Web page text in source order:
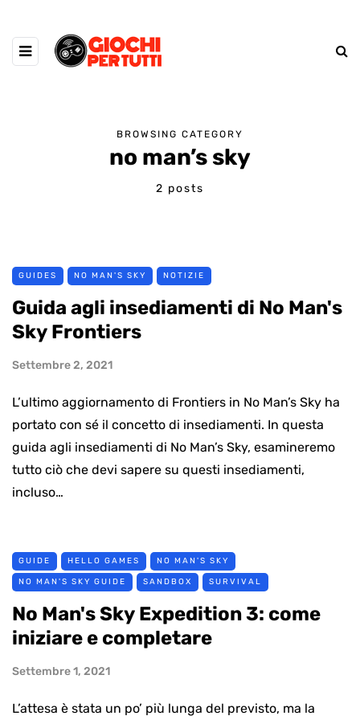
BROWSING CATEGORY
no man’s sky
2 posts
GUIDES NO MAN'S SKY NOTIZIE
Guida agli insediamenti di No Man's
Sky Frontiers
Settembre 2, 2021
L’ultimo aggiornamento di Frontiers in No Man’s Sky ha
portato con sé il concetto di insediamenti. In questa
guida agli insediamenti di No Man’s Sky, esamineremo
tutto ciò che devi sapere su questi insediamenti,
incluso…
GUIDE HELLO GAMES NO MAN'S SKY
NO MAN'S SKY GUIDE SANDBOX SURVIVAL
No Man's Sky Expedition 3: come
iniziare e completare
Settembre 1, 2021
L’attesa è stata un po’ più lunga del previsto, ma la